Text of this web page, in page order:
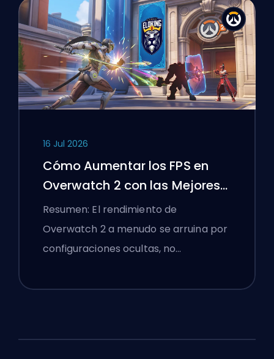
16 Jul 2026
Cómo Aumentar los FPS en
Overwatch 2 con las Mejores
Configuraciones
Resumen: El rendimiento de
Overwatch 2 a menudo se arruina por
configuraciones ocultas, no…